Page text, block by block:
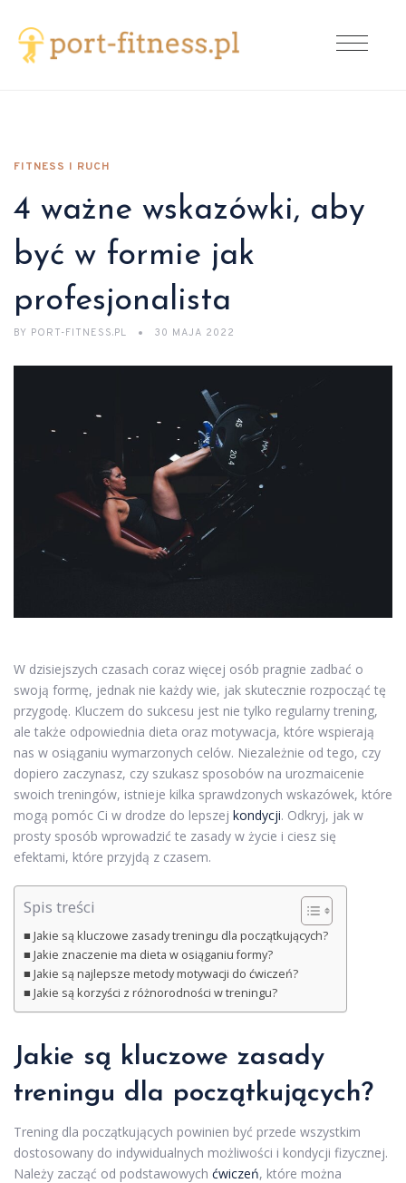
FITNESS I RUCH
4 ważne wskazówki, aby
być w formie jak
profesjonalista
BY PORT-FITNESS.PL 30 MAJA 2022
W dzisiejszych czasach coraz więcej osób pragnie zadbać o
swoją formę, jednak nie każdy wie, jak skutecznie rozpocząć tę
przygodę. Kluczem do sukcesu jest nie tylko regularny trening,
ale także odpowiednia dieta oraz motywacja, które wspierają
nas w osiąganiu wymarzonych celów. Niezależnie od tego, czy
dopiero zaczynasz, czy szukasz sposobów na urozmaicenie
swoich treningów, istnieje kilka sprawdzonych wskazówek, które
mogą pomóc Ci w drodze do lepszej kondycji. Odkryj, jak w
prosty sposób wprowadzić te zasady w życie i ciesz się
efektami, które przyjdą z czasem.
Spis treści
Jakie są kluczowe zasady treningu dla początkujących?
Jakie znaczenie ma dieta w osiąganiu formy?
Jakie są najlepsze metody motywacji do ćwiczeń?
Jakie są korzyści z różnorodności w treningu?
Jakie są kluczowe zasady
treningu dla początkujących?
Trening dla początkujących powinien być przede wszystkim
dostosowany do indywidualnych możliwości i kondycji fizycznej.
Należy zacząć od podstawowych ćwiczeń, które można